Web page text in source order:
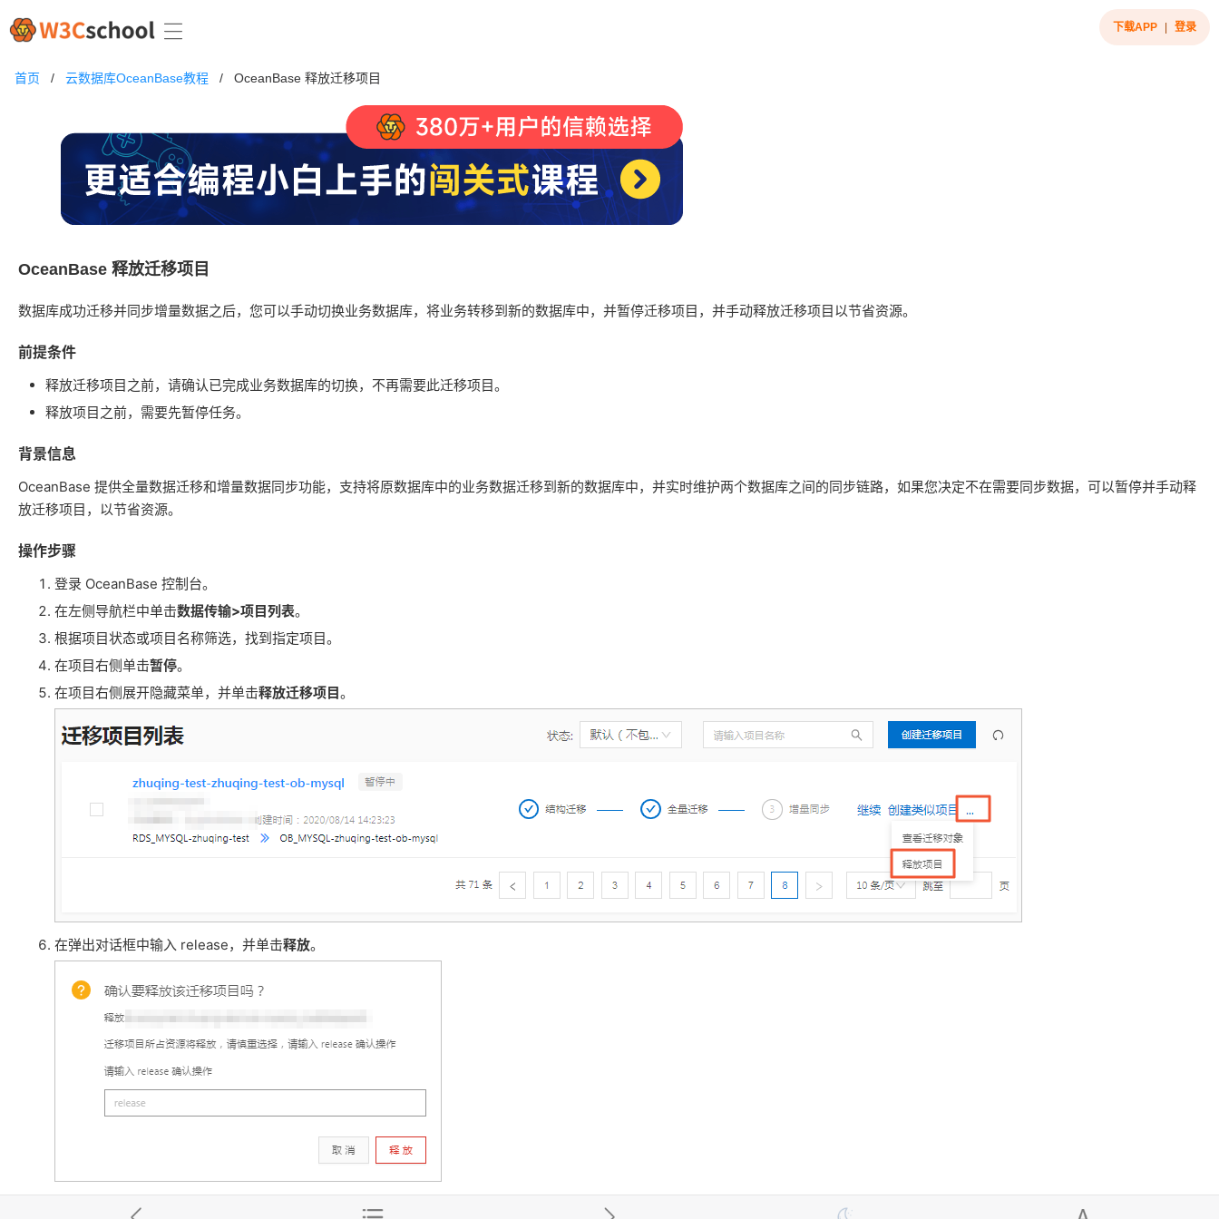
下载APP 登录
首页 / 云数据库OceanBase教程 / OceanBase 释放迁移项目
OceanBase 释放迁移项目
数据库成功迁移并同步增量数据之后，您可以手动切换业务数据库，将业务转移到新的数据库中，并暂停迁移项目，并手动释放迁移项目以节省资源。
前提条件
释放迁移项目之前，请确认已完成业务数据库的切换，不再需要此迁移项目。
释放项目之前，需要先暂停任务。
背景信息
OceanBase 提供全量数据迁移和增量数据同步功能，支持将原数据库中的业务数据迁移到新的数据库中，并实时维护两个数据库之间的同步链路，如果您决定不在需要同步数据，可以暂停并手动释
放迁移项目，以节省资源。
操作步骤
登录 OceanBase 控制台。
在左侧导航栏中单击数据传输>项目列表。
根据项目状态或项目名称筛选，找到指定项目。
在项目右侧单击暂停。
在项目右侧展开隐藏菜单，并单击释放迁移项目。
在弹出对话框中输入 release，并单击释放。